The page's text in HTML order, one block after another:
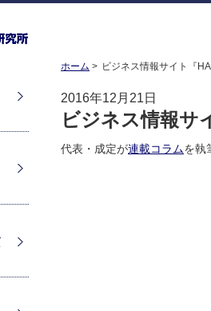
ホーム ビジネス情報サイト『
2016年12月21日
ビジネス情報サ
代表・成定が連載コラムを執